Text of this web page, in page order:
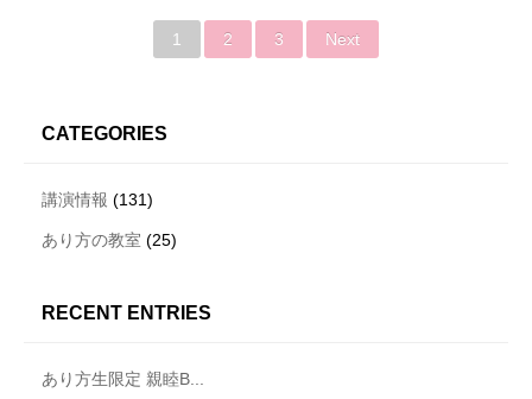
1 2 3 Next
CATEGORIES
講演情報 (131)
あり方の教室 (25)
RECENT ENTRIES
あり方生限定 親睦B...